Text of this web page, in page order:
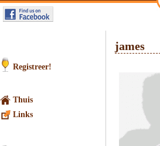
Registreer!
Thuis
Links
james